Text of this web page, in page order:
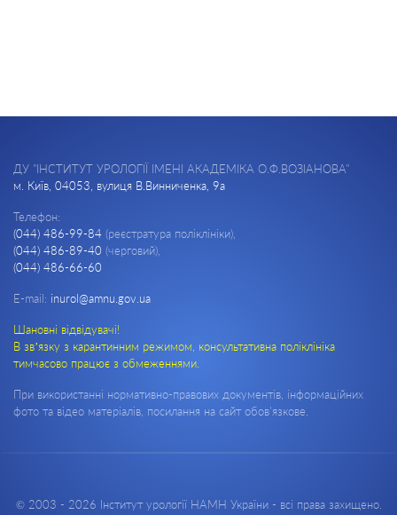
ДУ "ІНСТИТУТ УРОЛОГІЇ ІМЕНІ АКАДЕМІКА О.Ф.ВОЗІАНОВА"
м. Київ, 04053, вулиця В.Винниченка, 9а
Телефон:
(044) 486-99-84 (реєстратура поліклініки),
(044) 486-89-40 (черговий),
(044) 486-66-60
E-mail: inurol@amnu.gov.ua
Шановні відвідувачі!
В зв’язку з карантинним режимом, консультативна поліклініка
тимчасово працює з обмеженнями.
При використанні нормативно-правових документів, інформаційних
фото та відео матеріалів, посилання на сайт обов'язкове.
© 2003 - 2026 Інститут урології НАМН України - всі права захищено.